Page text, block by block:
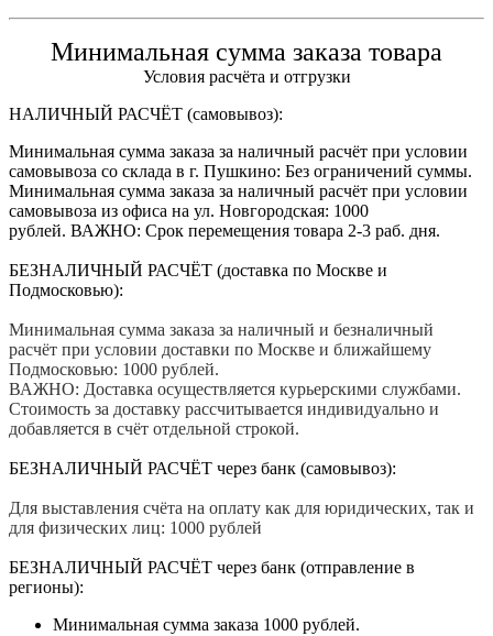
Минимальная сумма заказа товара
Условия расчёта и отгрузки
НАЛИЧНЫЙ РАСЧЁТ (самовывоз):
Минимальная сумма заказа за наличный расчёт при условии
самовывоза со склада в г. Пушкино: Без ограничений суммы.
Минимальная сумма заказа за наличный расчёт при условии
самовывоза из офиса на ул. Новгородская: 1000
рублей. ВАЖНО: Срок перемещения товара 2-3 раб. дня.
БЕЗНАЛИЧНЫЙ РАСЧЁТ (доставка по Москве и
Подмосковью):
Минимальная сумма заказа за наличный и безналичный
расчёт при условии доставки по Москве и ближайшему
Подмосковью: 1000 рублей.
ВАЖНО: Доставка осуществляется курьерскими службами.
Стоимость за доставку рассчитывается индивидуально и
добавляется в счёт отдельной строкой.
БЕЗНАЛИЧНЫЙ РАСЧЁТ через банк (самовывоз):
Для выставления счёта на оплату как для юридических, так и
для физических лиц: 1000 рублей
БЕЗНАЛИЧНЫЙ РАСЧЁТ через банк (отправление в
регионы):
Минимальная сумма заказа 1000 рублей.